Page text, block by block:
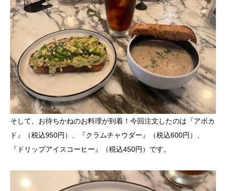
そして、お待ちかねのお料理が到着！今回注文したのは『アボカ
ド』（税込950円）、『クラムチャウダー』（税込600円）、
『ドリップアイスコーヒー』（税込450円）です。